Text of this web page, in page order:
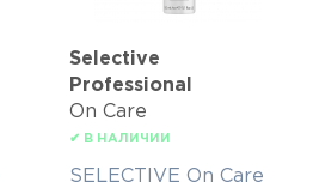
Selective
Professional
On Care
✔ В НАЛИЧИИ
SELECTIVE On Care